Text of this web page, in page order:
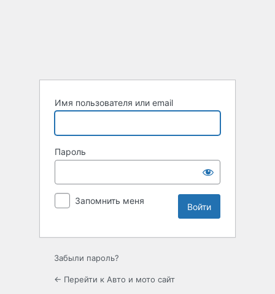
Имя пользователя или email
Пароль
Запомнить меня
Забыли пароль?
← Перейти к Авто и мото сайт